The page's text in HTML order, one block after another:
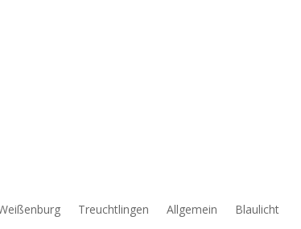
Treuchtlingen Allgemein Blaulicht